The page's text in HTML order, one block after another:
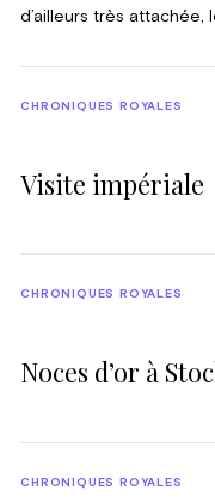
d’ailleurs très attachée,
tradition de la semaine
fréquemment dans les
Highlands, il semble que
instauré cette habitude,
ses concitoyens du Nord.
Visite impériale
CHRONIQUES ROYALES
Noces d’or à
CHRONIQUES ROYALES
CHRONIQUES ROYALES